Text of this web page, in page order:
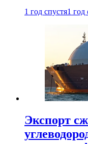
1 год спустя1 год
Экспорт